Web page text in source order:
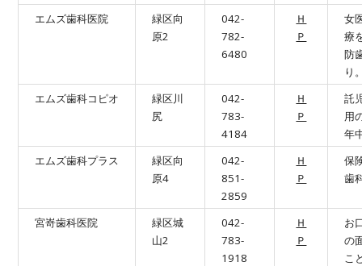
エムズ歯科医院
緑区向
原2
042-
782-
6480
Ｈ
Ｐ
女
療
防
り
エムズ歯科コピオ
緑区川
尻
042-
783-
4184
Ｈ
Ｐ
託
用
年
エムズ歯科プラス
緑区向
原4
042-
851-
2859
Ｈ
Ｐ
保
歯
宮嵜歯科医院
緑区城
山2
042-
783-
1918
Ｈ
Ｐ
お
の
こ